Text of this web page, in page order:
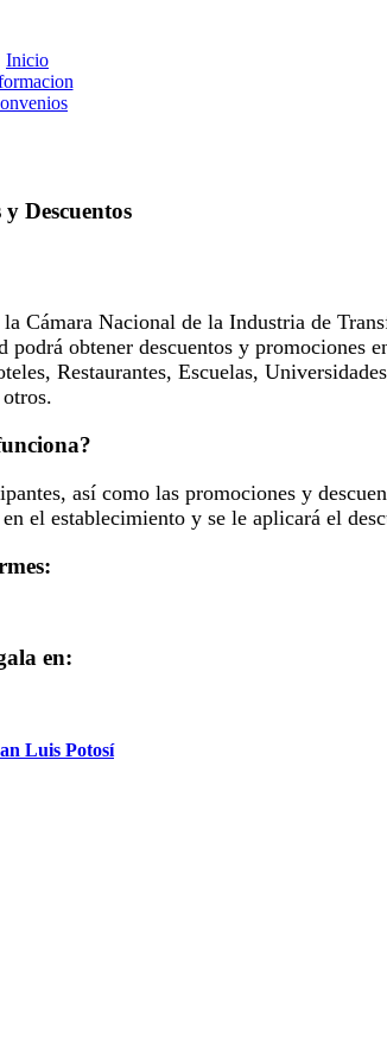
Inicio
Descuentos
Nacional de la Industria de
obtener descuentos y promociones
Restaurantes, Escuelas,
así como las promociones y
el establecimiento y se le aplicará el
en:
Luis Potosí